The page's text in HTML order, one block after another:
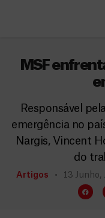
MSF
Responsável
emergência no
Nargis, Vincent
do
Artigos 13 Junho,